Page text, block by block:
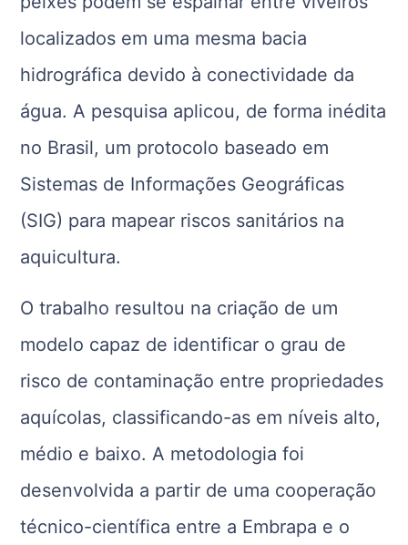
localizados em uma mesma bacia
hidrográfica devido à conectividade da
água. A pesquisa aplicou, de forma inédita
no Brasil, um protocolo baseado em
Sistemas de Informações Geográficas
(SIG) para mapear riscos sanitários na
aquicultura.
O trabalho resultou na criação de um
modelo capaz de identificar o grau de
risco de contaminação entre propriedades
aquícolas, classificando-as em níveis alto,
médio e baixo. A metodologia foi
desenvolvida a partir de uma cooperação
técnico-científica entre a Embrapa e o